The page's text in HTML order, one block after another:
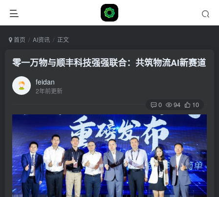
首页 AI资讯 正文
零一万物与顺丰科技强强联合：共筑物流AI新赛道
feidan
2年前更新
0 94 10